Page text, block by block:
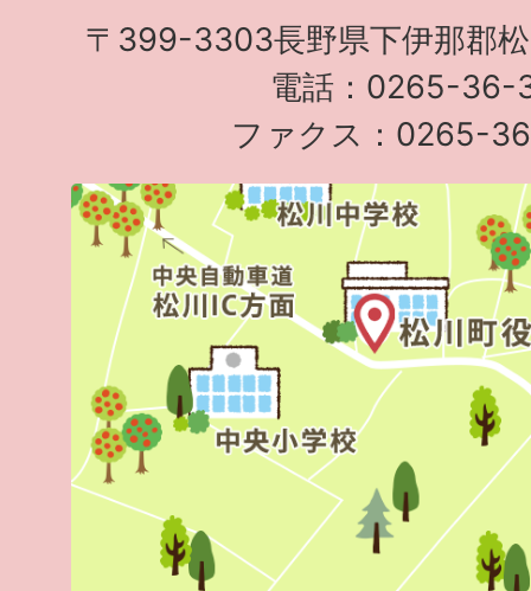
〒399-3303長野県下伊那郡
電話：0265-36-
ファクス：0265-